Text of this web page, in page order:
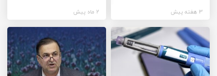
3 هفته پیش 2 ماه پیش